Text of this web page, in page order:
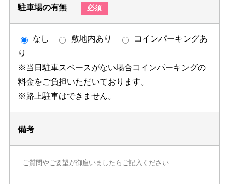
駐車場の有無 必須
なし 敷地内あり
コインパーキングあ
り
※当日駐車スペースがない場合コインパーキングの
料金をご負担いただいております。
※路上駐車はできません。
備考